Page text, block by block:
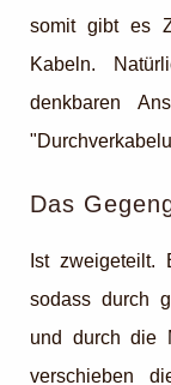
somit gibt es
Kabeln.
denkbaren
Das
Ist zweigeteilt.
sodass durch
und durch die
verschieben